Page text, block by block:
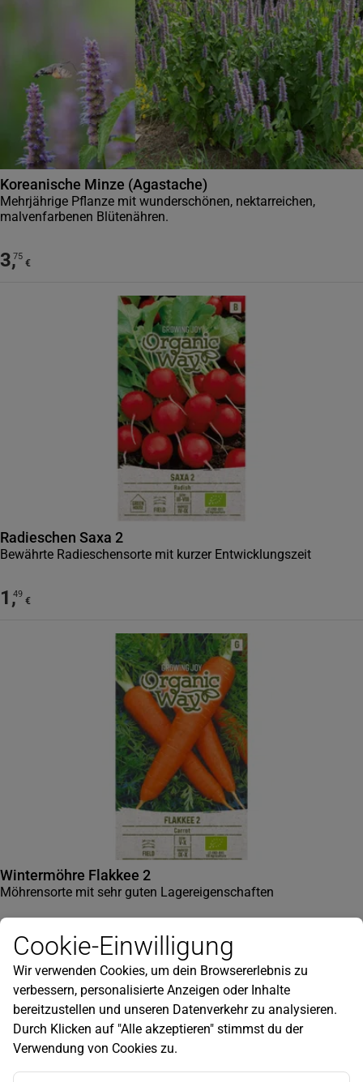
Koreanische Minze (Agastache)
Mehrjährige Pflanze mit wunderschönen, nektarreichen,
malvenfarbenen Blütenähren.
3,75
€
Radieschen Saxa 2
Bewährte Radieschensorte mit kurzer Entwicklungszeit
1,49
€
Wintermöhre Flakkee 2
Möhrensorte mit sehr guten Lagereigenschaften
, €
Cookie-Einwilligung
Wir verwenden Cookies, um dein Browsererlebnis zu
verbessern, personalisierte Anzeigen oder Inhalte
bereitzustellen und unseren Datenverkehr zu analysieren.
Durch Klicken auf "Alle akzeptieren" stimmst du der
Verwendung von Cookies zu.